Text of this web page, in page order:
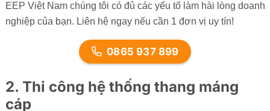
EEP Việt Nam chúng tôi có đủ các yếu tố làm hài lòng doanh
nghiệp của bạn. Liên hệ ngay nếu cần 1 đơn vị uy tín!
0865 937 899
2. Thi công hệ thống thang máng
cáp